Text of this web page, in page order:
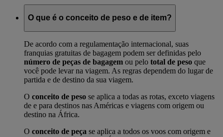
O que é o conceito de peso e de item?
De acordo com a regulamentação internacional, suas
franquias gratuitas de bagagem podem ser definidas pelo
número de peças de bagagem ou pelo total de peso que
você pode levar na viagem. As regras dependem do lugar de
partida e de destino da sua viagem.
O conceito de peso se aplica a todas as rotas, exceto viagens
de e para destinos nas Américas e viagens com origem ou
destino na África.
O conceito de peça se aplica a todos os voos com origem e